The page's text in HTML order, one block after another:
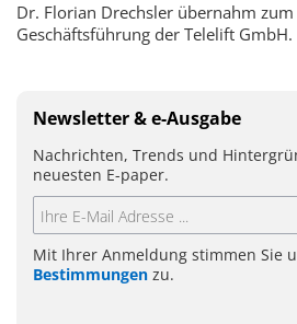
Dr. Florian Drechsler übernahm
Geschäftsführung der Telelift GmbH.
Newsletter & e-Ausgabe
Nachrichten, Trends und
neuesten E-paper.
Mit Ihrer Anmeldung stimmen Sie
Bestimmungen zu.